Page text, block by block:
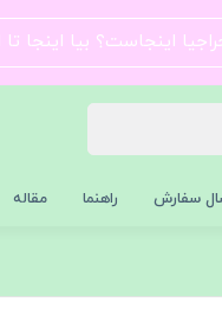
اینجاست؟ بیا اینجا
سفارش راهنما مقاله